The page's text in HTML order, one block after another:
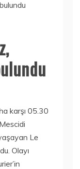
karşı 05.30
Le
Olayı